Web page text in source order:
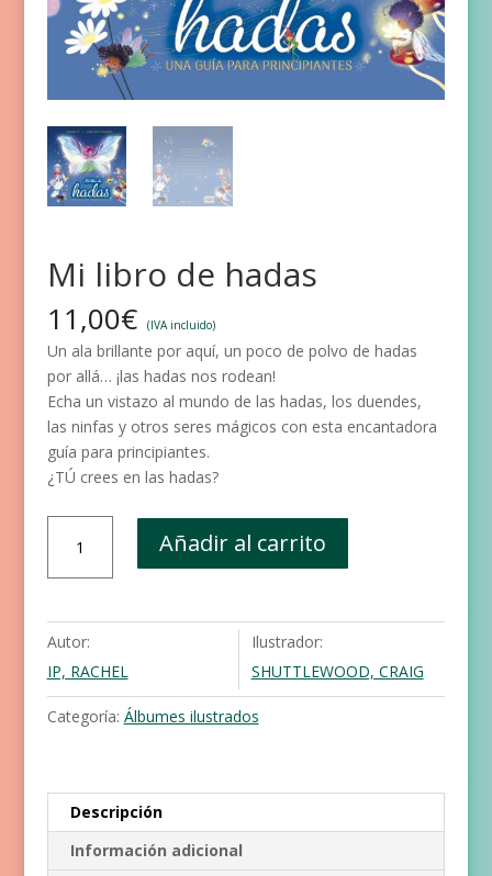
Mi libro de hadas
11,00€ (IVA incluido)
Un ala brillante por aquí, un poco de polvo de hadas
por allá… ¡las hadas nos rodean!
Echa un vistazo al mundo de las hadas, los duendes,
las ninfas y otros seres mágicos con esta encantadora
guía para principiantes.
¿TÚ crees en las hadas?
de
cantidad
Añadir al carrito
Autor:
IP, RACHEL
Ilustrador:
SHUTTLEWOOD, CRAIG
Categoría: Álbumes ilustrados
Descripción
Información adicional